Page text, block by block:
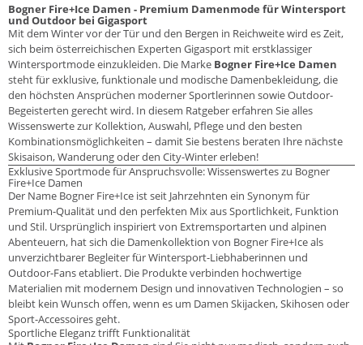
Bogner Fire+Ice Damen - Premium Damenmode für Wintersport
und Outdoor bei Gigasport
Mit dem Winter vor der Tür und den Bergen in Reichweite wird es Zeit,
sich beim österreichischen Experten Gigasport mit erstklassiger
Wintersportmode einzukleiden. Die Marke Bogner Fire+Ice Damen
steht für exklusive, funktionale und modische Damenbekleidung, die
den höchsten Ansprüchen moderner Sportlerinnen sowie Outdoor-
Begeisterten gerecht wird. In diesem Ratgeber erfahren Sie alles
Wissenswerte zur Kollektion, Auswahl, Pflege und den besten
Kombinationsmöglichkeiten – damit Sie bestens beraten Ihre nächste
Skisaison, Wanderung oder den City-Winter erleben!
Exklusive Sportmode für Anspruchsvolle: Wissenswertes zu Bogner
Fire+Ice Damen
Der Name Bogner Fire+Ice ist seit Jahrzehnten ein Synonym für
Premium-Qualität und den perfekten Mix aus Sportlichkeit, Funktion
und Stil. Ursprünglich inspiriert von Extremsportarten und alpinen
Abenteuern, hat sich die Damenkollektion von Bogner Fire+Ice als
unverzichtbarer Begleiter für Wintersport-Liebhaberinnen und
Outdoor-Fans etabliert. Die Produkte verbinden hochwertige
Materialien mit modernem Design und innovativen Technologien – so
bleibt kein Wunsch offen, wenn es um Damen Skijacken, Skihosen oder
Sport-Accessoires geht.
Sportliche Eleganz trifft Funktionalität